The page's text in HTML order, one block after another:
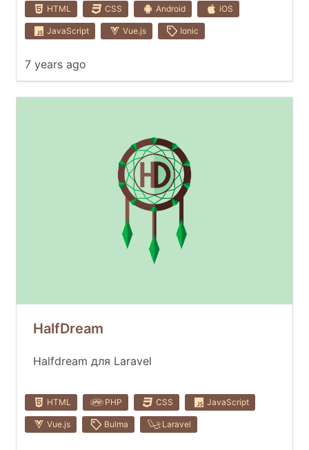
HTML CSS Android iOS
JavaScript Vue.js Ionic
7 years ago
HalfDream
Halfdream для Laravel
HTML PHP CSS JavaScript
Vue.js Bulma Laravel